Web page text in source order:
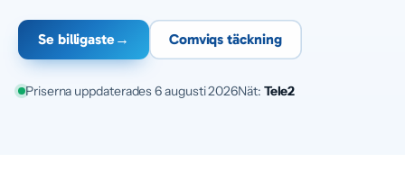
Se billigaste→ Comviqs täckning
Priserna uppdaterades 6 augusti 2026Nät: Tele2